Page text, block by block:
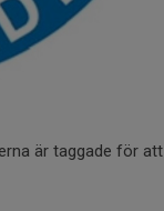
är taggade för att